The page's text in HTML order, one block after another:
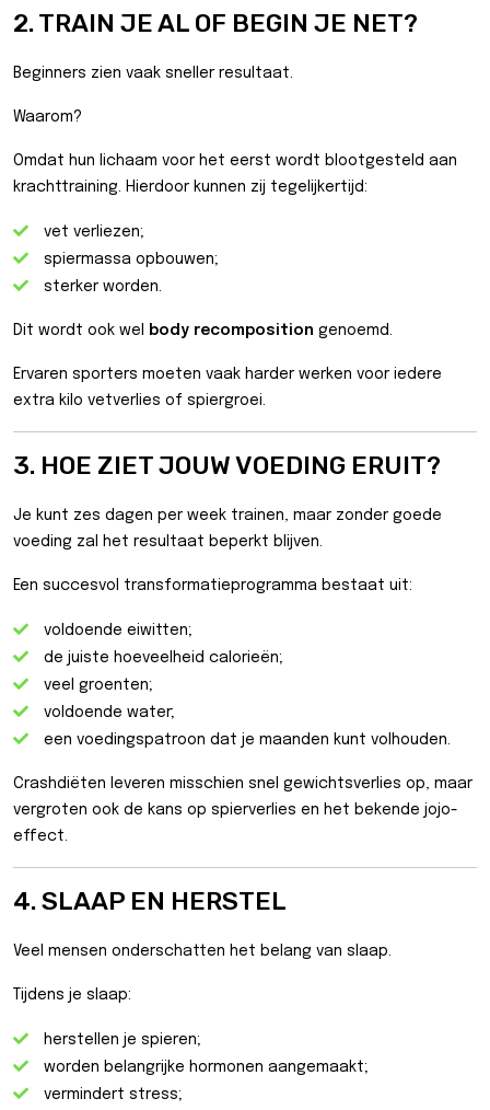
2. TRAIN JE AL OF BEGIN JE NET?
Beginners zien vaak sneller resultaat.
Waarom?
Omdat hun lichaam voor het eerst wordt blootgesteld aan
krachttraining. Hierdoor kunnen zij tegelijkertijd:
vet verliezen;
spiermassa opbouwen;
sterker worden.
Dit wordt ook wel body recomposition genoemd.
Ervaren sporters moeten vaak harder werken voor iedere
extra kilo vetverlies of spiergroei.
3. HOE ZIET JOUW VOEDING ERUIT?
Je kunt zes dagen per week trainen, maar zonder goede
voeding zal het resultaat beperkt blijven.
Een succesvol transformatieprogramma bestaat uit:
voldoende eiwitten;
de juiste hoeveelheid calorieën;
veel groenten;
voldoende water;
een voedingspatroon dat je maanden kunt volhouden.
Crashdiëten leveren misschien snel gewichtsverlies op, maar
vergroten ook de kans op spierverlies en het bekende jojo-
effect.
4. SLAAP EN HERSTEL
Veel mensen onderschatten het belang van slaap.
Tijdens je slaap:
herstellen je spieren;
worden belangrijke hormonen aangemaakt;
vermindert stress;